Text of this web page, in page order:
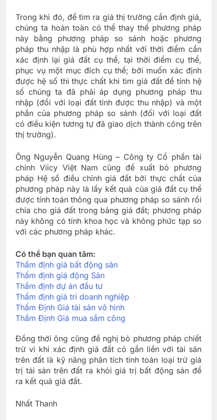
Trong khi đó, để tìm ra giá thị trường cần định giá,
chúng ta hoàn toàn có thể thay thế phương pháp
này bằng phương pháp so sánh hoặc phương
pháp thu nhập là phù hợp nhất với thời điểm cần
xác định lại giá đất cụ thể, tại thời điểm cụ thể,
phục vụ một mục đích cụ thể; bởi muốn xác định
được hệ số thì thực chất khi tìm giá đất để tính hệ
số chúng ta đã phải áp dụng phương pháp thu
nhập (đối với loại đất tính được thu nhập) và một
phần của phương pháp so sánh (đối với loại đất
có điều kiện tương tự đã giao dịch thành công trên
thị trường).
Ông Nguyễn Quang Hùng – Công ty Cổ phần tài
chính Viicy Việt Nam cũng đề xuất bỏ phương
pháp Hệ số điều chỉnh giá đất bởi thực chất của
phương pháp này là lấy kết quả của giá đất cụ thể
được tính toán thông qua phương pháp so sánh rồi
chia cho giá đất trong bảng giá đất; phương pháp
này không có tính khoa học và không phức tạp so
với các phương pháp khác.
Có thể bạn quan tâm:
Thẩm định giá bất động sản
Thẩm định giá động Sản
Thẩm định dự án đầu tư
Thẩm định giá tri doanh nghiệp
Thẩm Định Giá tài sản vô hình
Thẩm Định Giá mua sắm công
Đồng thời ông cũng đề nghị bỏ phương pháp chiết
trừ vì khi xác định giá đất có gắn liền với tài sản
trên đất là kỹ năng phân tích tính toán loại trừ giá
trị tài sản trên đất ra khỏi giá trị bất động sản để
ra kết quả giá đất.
Nhất Thanh